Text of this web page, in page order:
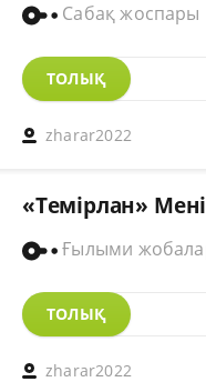
Сабақ жоспары
ТОЛЫҚ
zharar2022
«Темірлан»
Ғылыми
ТОЛЫҚ
zharar2022